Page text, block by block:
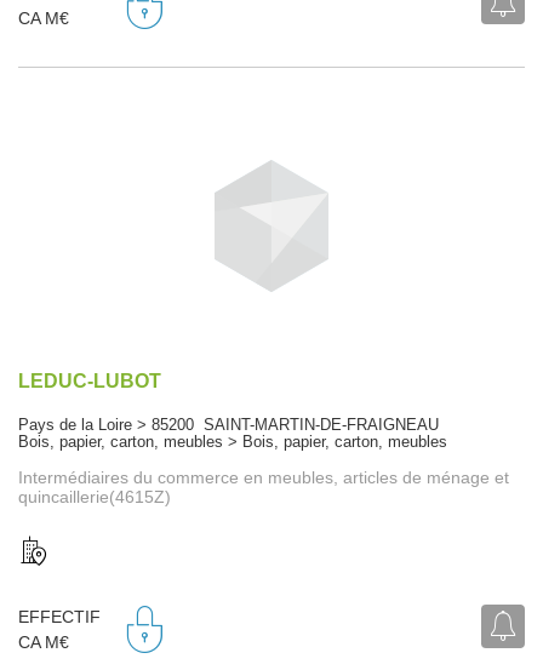
CA M€
LEDUC-LUBOT
Pays de la Loire > 85200 SAINT-MARTIN-DE-FRAIGNEAU
Bois, papier, carton, meubles > Bois, papier, carton, meubles
Intermédiaires du commerce en meubles, articles de ménage et
quincaillerie(4615Z)
EFFECTIF
CA M€